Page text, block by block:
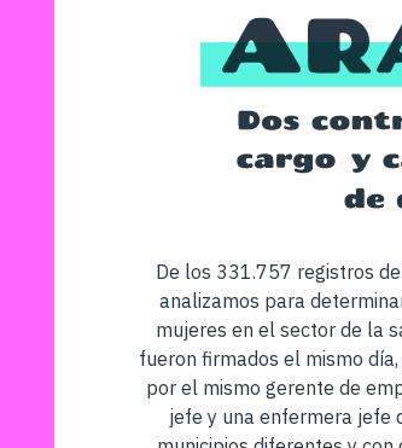
De los 331.757 registros
analizamos para
mujeres en el sector de la
fueron firmados el mismo
por el mismo gerente de
jefe y una enfermera jefe